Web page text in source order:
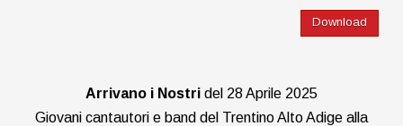
Download
Arrivano i Nostridel 28 Aprile 2025
Giovani cantautori e band del Trentino Alto Adige alla